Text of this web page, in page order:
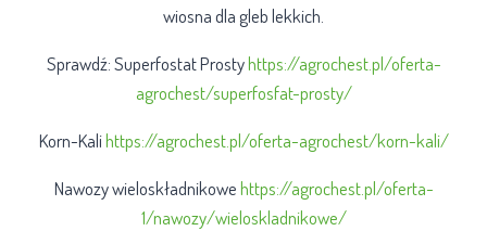
wiosna dla gleb lekkich.
Sprawdź: Superfostat Prostyhttps://agrochest.pl/oferta-
agrochest/superfosfat-prosty/
Korn-Kalihttps://agrochest.pl/oferta-agrochest/korn-kali/
Nawozy wieloskładnikowehttps://agrochest.pl/oferta-
1/nawozy/wieloskladnikowe/